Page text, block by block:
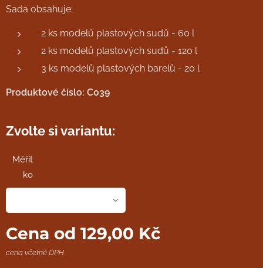
Sada obsahuje:
2 ks modelů plastových sudů - 60 l
2 ks modelů plastových sudů - 120 l
3 ks modelů plastových barelů - 20 l
Produktové číslo: C039
Zvolte si variantu:
Měřít
ko
Cena od 129,00 Kč
cena včetně DPH